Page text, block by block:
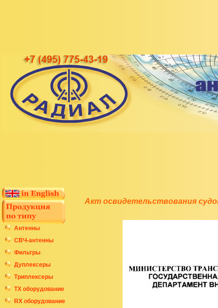
Антенны
СВЧ-антенны
Фильтры
Дуплексеры
Триплексеры
ТХ оборудование
RX оборудование
Акт освидетельствования